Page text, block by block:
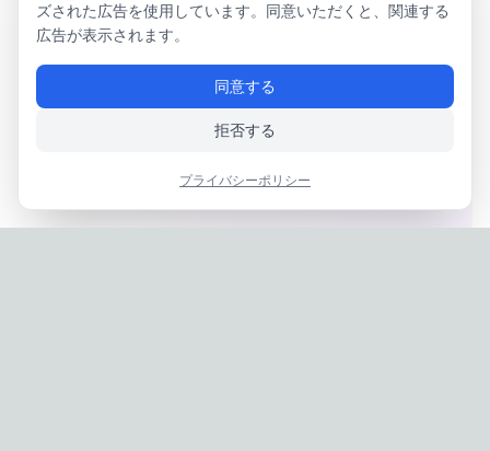
ズされた広告を使用しています。同意いただくと、関連する
広告が表示されます。
同意する
拒否する
プライバシーポリシー